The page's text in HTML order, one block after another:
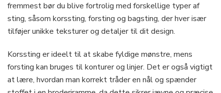
fremmest bør du blive fortrolig med forskellige typer af
sting, såsom korssting, forsting og bagsting, der hver især
tilføjer unikke teksturer og detaljer til dit design.
Korssting er ideelt til at skabe fyldige mønstre, mens
forsting kan bruges til konturer og linjer. Det er også vigtigt
at lære, hvordan man korrekt tråder en nål og spænder